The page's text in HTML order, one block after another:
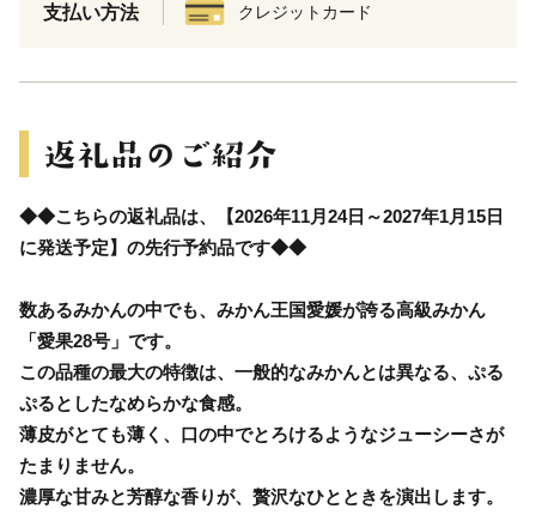
支払い方法 クレジットカード
◆◆こちらの返礼品は、【2026年11月24日～2027年1月15日
に発送予定】の先行予約品です◆◆
数あるみかんの中でも、みかん王国愛媛が誇る高級みかん
「愛果28号」です。
この品種の最大の特徴は、一般的なみかんとは異なる、ぷる
ぷるとしたなめらかな食感。
薄皮がとても薄く、口の中でとろけるようなジューシーさが
たまりません。
濃厚な甘みと芳醇な香りが、贅沢なひとときを演出します。